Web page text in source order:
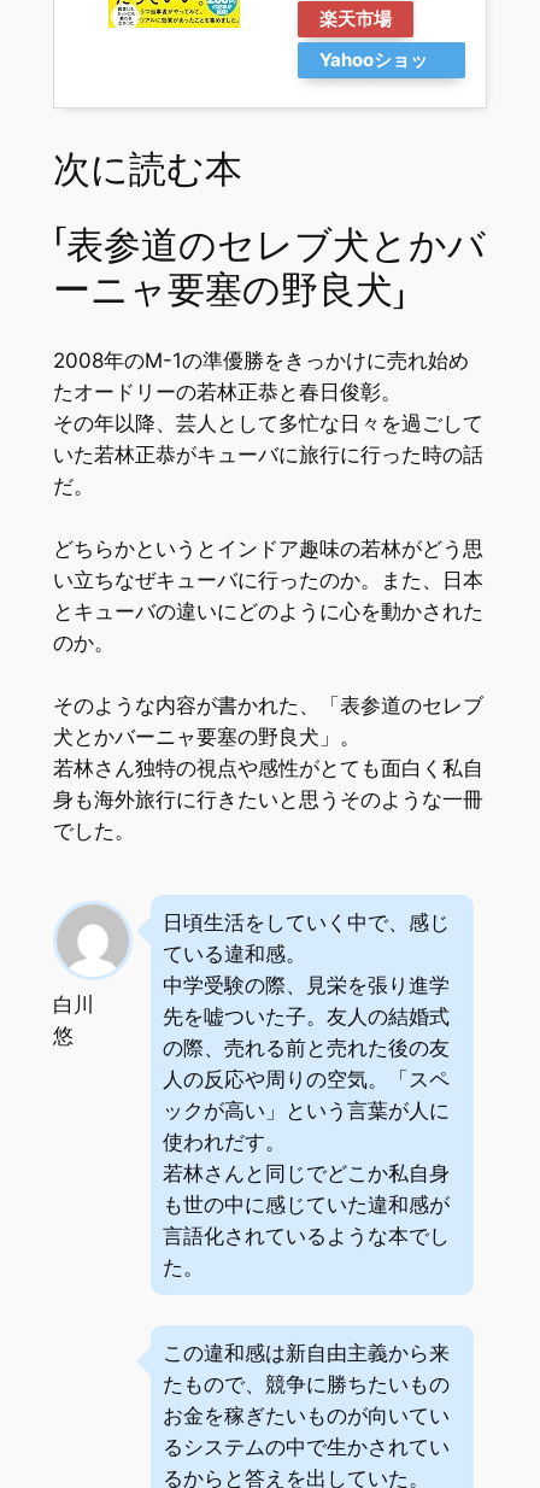
楽天市場
Yahooショッ
次に読む本
「表参道のセレブ犬とかバ
ーニャ要塞の野良犬」
2008年のM-1の準優勝をきっかけに売れ始め
たオードリーの若林正恭と春日俊彰。
その年以降、芸人として多忙な日々を過ごして
いた若林正恭がキューバに旅行に行った時の話
だ。
どちらかというとインドア趣味の若林がどう思
い立ちなぜキューバに行ったのか。また、日本
とキューバの違いにどのように心を動かされた
のか。
そのような内容が書かれた、「表参道のセレブ
犬とかバーニャ要塞の野良犬」。
若林さん独特の視点や感性がとても面白く私自
身も海外旅行に行きたいと思うそのような一冊
でした。
白川
悠
日頃生活をしていく中で、感じ
ている違和感。
中学受験の際、見栄を張り進学
先を嘘ついた子。友人の結婚式
の際、売れる前と売れた後の友
人の反応や周りの空気。「スペ
ックが高い」という言葉が人に
使われだす。
若林さんと同じでどこか私自身
も世の中に感じていた違和感が
言語化されているような本でし
た。
この違和感は新自由主義から来
たもので、競争に勝ちたいもの
お金を稼ぎたいものが向いてい
るシステムの中で生かされてい
るからと答えを出していた。